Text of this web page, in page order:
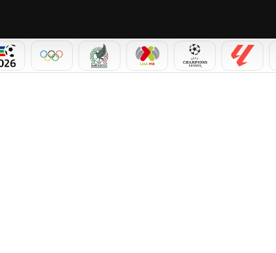
MUNDIAL 2026OLÍMPICOSSELECCIÓN MEXICANA
LIGA MX CHAMPIONSLALIGA